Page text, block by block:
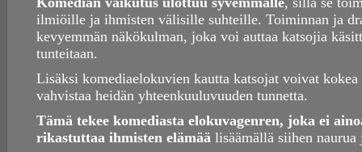
ilmiöille ja ihmisten välisille suhteille. Toiminnan ja
kevyemmän näkökulman, joka voi auttaa katsojia
tunteitaan.
Lisäksi komediaelokuvien kautta katsojat voivat
vahvistaa heidän yhteenkuuluvuuden tunnetta.
Tämä tekee komediasta elokuvagenren, joka ei
rikastuttaa ihmisten elämää lisäämällä siihen naurua